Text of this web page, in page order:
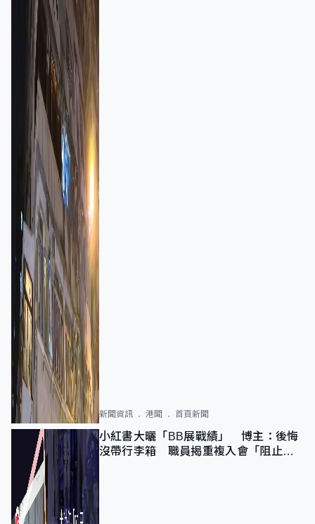
新聞資訊 港聞 首頁新聞
小紅書大曬「BB展戰績」 博主：後悔
沒帶行李箱 職員揭重複入會「阻止唔